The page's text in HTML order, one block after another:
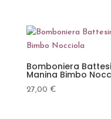
Bomboniera
Manina Bimbo
27,00 €